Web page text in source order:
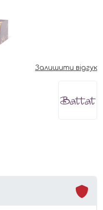
Залишити відгук